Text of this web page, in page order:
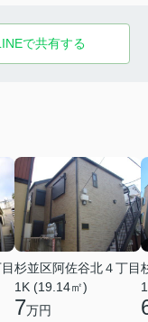
で共有する
杉並区阿佐谷北４丁目
1K (19.14㎡)
7万円